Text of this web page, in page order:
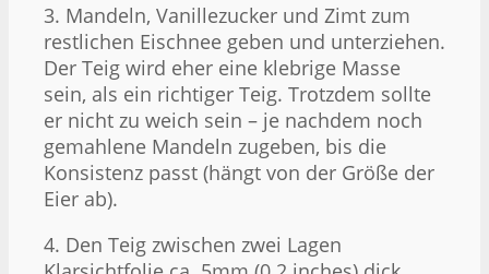
3. Mandeln, Vanillezucker und Zimt zum
restlichen Eischnee geben und unterziehen.
Der Teig wird eher eine klebrige Masse
sein, als ein richtiger Teig. Trotzdem sollte
er nicht zu weich sein – je nachdem noch
gemahlene Mandeln zugeben, bis die
Konsistenz passt (hängt von der Größe der
Eier ab).
4. Den Teig zwischen zwei Lagen